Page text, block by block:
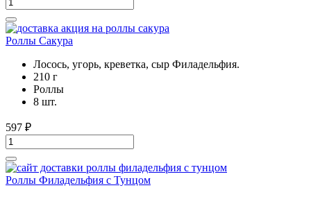
Роллы Сакура
Лосось, угорь, креветка, сыр Филадельфия.
210 г
Роллы
8 шт.
597 ₽
Роллы Филадельфия с Тунцом